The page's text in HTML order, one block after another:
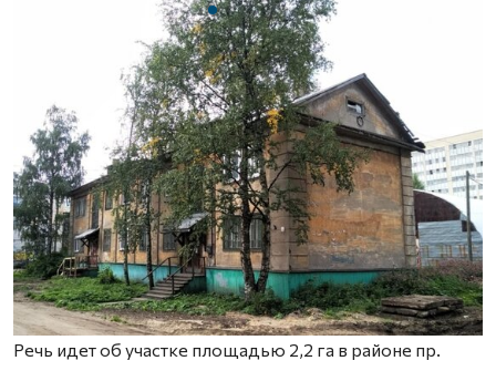
Речь идет об участке площадью 2,2 га в районе пр.